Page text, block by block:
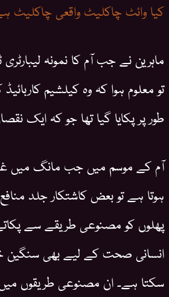
کیا وائٹ چاکلیٹ واقعی چاکلیٹ
ماہرین نے جب آم کا نمونہ
تو معلوم ہوا کہ وہ کیلشیم
طور پر پکایا گیا تھا جو کہ ایک
آم کے موسم میں جب مانگ میں
ہوتا ہے تو بعض کاشتکار جلد
پھلوں کو مصنوعی طریقے سے
انسانی صحت کے لیے بھی سنگین
سکتا ہے۔ ان مصنوعی طریقوں میں